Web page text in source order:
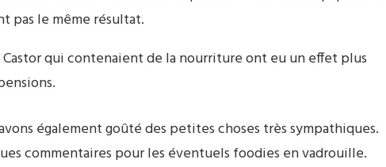
pas le même résultat.
qui contenaient de la nourriture ont eu un effet plus
également goûté des petites choses très sympathiques.
commentaires pour les éventuels foodies en vadrouille.